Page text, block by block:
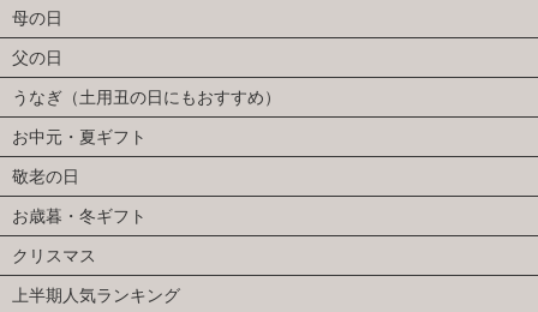
母の日
父の日
うなぎ（土用丑の日にもおすすめ）
お中元・夏ギフト
敬老の日
お歳暮・冬ギフト
クリスマス
上半期人気ランキング